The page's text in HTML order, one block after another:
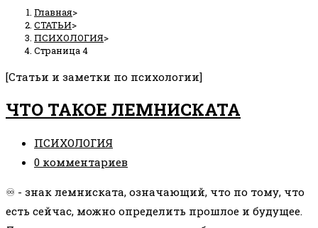
Главная>
СТАТЬИ>
ПСИХОЛОГИЯ>
Страница 4
[Статьи и заметки по психологии]
ЧТО ТАКОЕ ЛЕМНИСКАТА
Рубрика
записи:
ПСИХОЛОГИЯ
Комментарии
записи:
0 комментариев
♾️ - знак лемниската, означающий, что по тому, что
есть сейчас, можно определить прошлое и будущее.